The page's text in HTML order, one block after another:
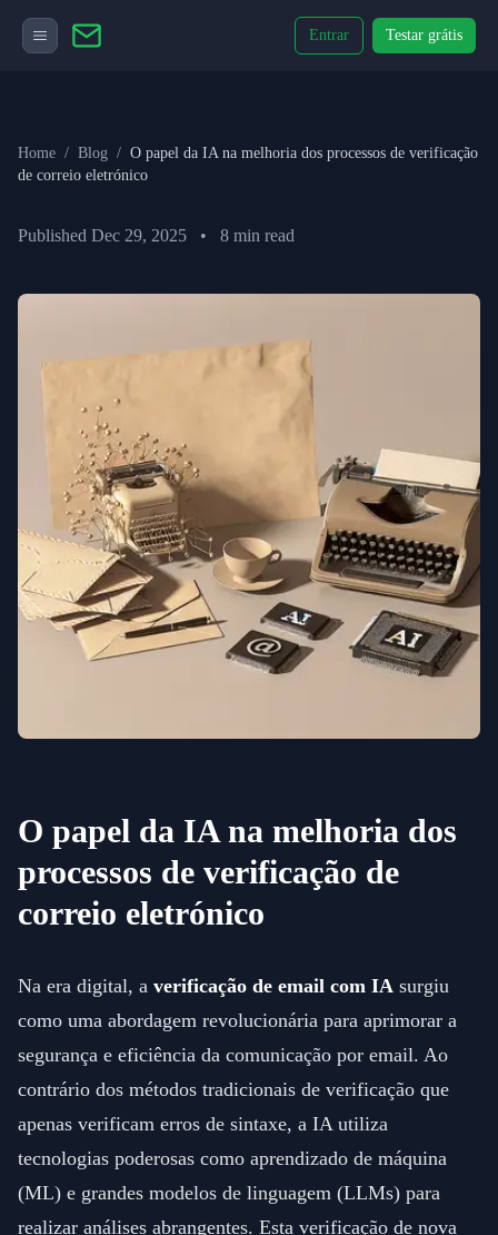
Entrar Testar grátis
Home / Blog / O papel da IA na melhoria dos processos de verificação
de correio eletrónico
Published Dec 29, 2025 • 8 min read
O papel da IA na melhoria dos
processos de verificação de
correio eletrónico
Na era digital, a verificação de email com IA surgiu
como uma abordagem revolucionária para aprimorar a
segurança e eficiência da comunicação por email. Ao
contrário dos métodos tradicionais de verificação que
apenas verificam erros de sintaxe, a IA utiliza
tecnologias poderosas como aprendizado de máquina
(ML) e grandes modelos de linguagem (LLMs) para
realizar análises abrangentes. Esta verificação de nova